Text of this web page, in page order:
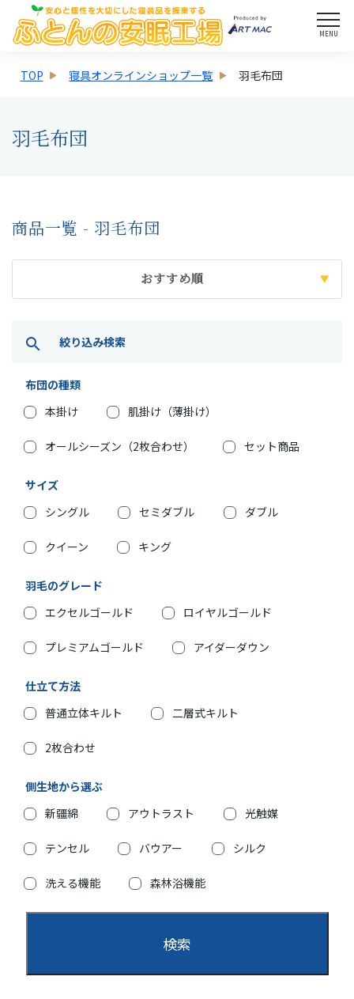
MENU
TOP 寝具オンラインショップ一覧 羽毛布団
羽毛布団
商品一覧 - 羽毛布団
おすすめ順
search 絞り込み検索
布団の種類
本掛け
肌掛け（薄掛け）
オールシーズン（2枚合わせ） セット商品
サイズ
シングル
セミダブル ダブル
クイーン キング
羽毛のグレード
エクセルゴールド
ロイヤルゴールド
プレミアムゴールド アイダーダウン
仕立て方法
普通立体キルト
二層式キルト
2枚合わせ
側生地から選ぶ
新疆綿
アウトラスト 光触媒
テンセル バウアー シルク
洗える機能 森林浴機能